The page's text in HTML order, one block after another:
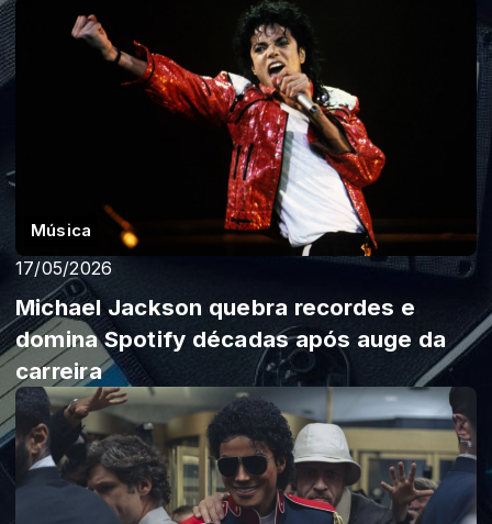
Música
17/05/2026
Michael Jackson quebra recordes e
domina Spotify décadas após auge da
carreira